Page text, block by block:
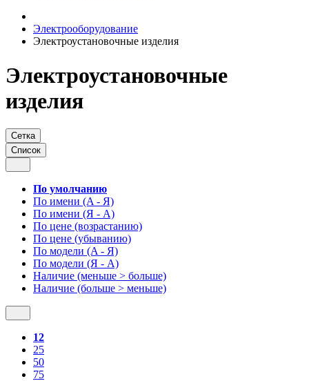
Электрооборудование
Электроустановочные изделия
Электроустановочные
изделия
Сетка
Список
По умолчанию
По имени (A - Я)
По имени (Я - A)
По цене (возрастанию)
По цене (убыванию)
По модели (A - Я)
По модели (Я - A)
Наличие (меньше > больше)
Наличие (больше > меньше)
12
25
50
75